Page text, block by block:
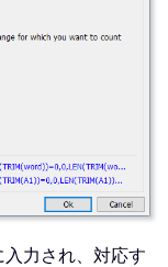
力され、対応す